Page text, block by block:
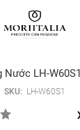
Nước LH-
SKU: LH-W60S1